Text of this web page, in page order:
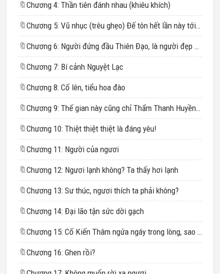
🔖 Chương 4: Thần tiên đánh nhau (khiêu khích)
🔖 Chương 5: Vũ nhục (trêu ghẹo) Đế tôn hết lần này tới lần khác!
🔖 Chương 6: Người đứng đầu Thiên Đạo, là người đẹp nhất
🔖 Chương 7: Bí cảnh Nguyệt Lạc
🔖 Chương 8: Cố lên, tiểu hoa đào
🔖 Chương 9: Thế gian này cũng chỉ Thẩm Thanh Huyền nhận nổi hắn
🔖 Chương 10: Thiệt thiệt thiệt là đáng yêu!
🔖 Chương 11: Người của ngươi
🔖 Chương 12: Ngươi lạnh không? Ta thấy hơi lạnh
🔖 Chương 13: Sư thúc, ngươi thích ta phải không?
🔖 Chương 14: Đại lão tận sức dời gạch
🔖 Chương 15: Cố Kiến Thâm ngứa ngáy trong lòng, sao có thể buông y ra, hận không thể ôm người về Duy Tâm Cung khóa lại
🔖 Chương 16: Ghen rồi?